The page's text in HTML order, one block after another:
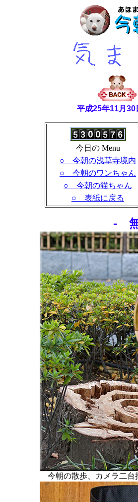
平成25年11月
今日の Menu
○ 今朝の浅草寺境内
○ 今朝のワンちゃん
○ 今朝の猫ちゃん
○ 表紙に戻る
-
今朝の散歩、カメラ二台